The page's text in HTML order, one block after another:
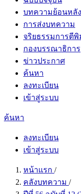
บทความย้อนหลัง
การส่งบทความ
จริยธรรมการตี
กองบรรณาธิการ
ข่าวประกาศ
ค้นหา
ลงทะเบียน
เข้าสู่ระบบ
ค้นหา
ลงทะเบียน
เข้าสู่ระบบ
หน้าแรก /
คลังบทความ /